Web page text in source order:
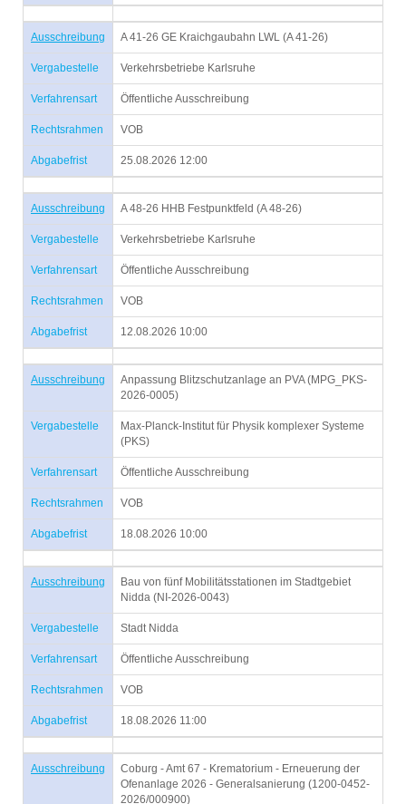
Ausschreibung A 41-26 GE Kraichgaubahn LWL (A 41-26)
Vergabestelle Verkehrsbetriebe Karlsruhe
Verfahrensart Öffentliche Ausschreibung
Rechtsrahmen VOB
Abgabefrist 25.08.2026 12:00
Ausschreibung A 48-26 HHB Festpunktfeld (A 48-26)
Vergabestelle Verkehrsbetriebe Karlsruhe
Verfahrensart Öffentliche Ausschreibung
Rechtsrahmen VOB
Abgabefrist 12.08.2026 10:00
Ausschreibung
Anpassung Blitzschutzanlage an PVA (MPG_PKS-
2026-0005)
Vergabestelle
Max-Planck-Institut für Physik komplexer Systeme
(PKS)
Verfahrensart Öffentliche Ausschreibung
Rechtsrahmen VOB
Abgabefrist 18.08.2026 10:00
Ausschreibung
Bau von fünf Mobilitätsstationen im Stadtgebiet
Nidda (NI-2026-0043)
Vergabestelle Stadt Nidda
Verfahrensart Öffentliche Ausschreibung
Rechtsrahmen VOB
Abgabefrist 18.08.2026 11:00
Ausschreibung
Coburg - Amt 67 - Krematorium - Erneuerung der
Ofenanlage 2026 - Generalsanierung (1200-0452-
2026/000900)